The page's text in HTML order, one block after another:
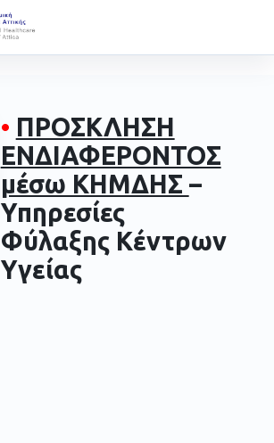
• ΠΡΟΣΚΛΗΣΗ
ΕΝΔΙΑΦΕΡΟΝΤΟΣ
μέσω ΚΗΜΔΗΣ –
Υπηρεσίες
Φύλαξης Κέντρων
Υγείας